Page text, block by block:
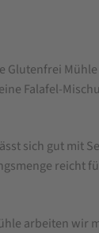
Glutenfrei
Falafel-
sich gut mit
reicht
arbeiten wir